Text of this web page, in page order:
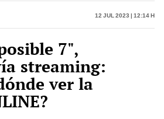
12 Jul 2023 | 12:14 h
7",
streaming:
ver la